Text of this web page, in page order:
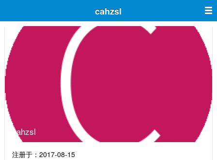
cahzsl
cahzsl
注册于：2017-08-15